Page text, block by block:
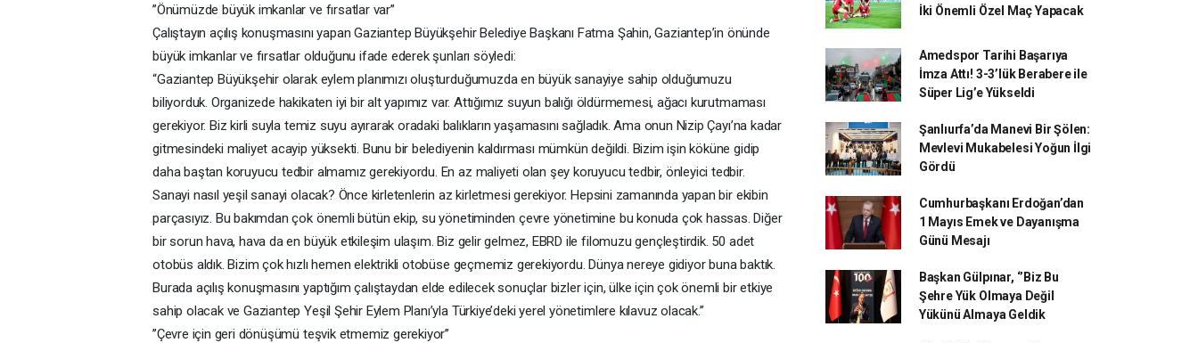
’’Önümüzde büyük imkanlar ve fırsatlar var’’
Çalıştayın açılış konuşmasını yapan Gaziantep Büyükşehir Belediye Başkanı Fatma Şahin, Gaziantep’in önünde
büyük imkanlar ve fırsatlar olduğunu ifade ederek şunları söyledi:
“Gaziantep Büyükşehir olarak eylem planımızı oluşturduğumuzda en büyük sanayiye sahip olduğumuzu
biliyorduk. Organizede hakikaten iyi bir alt yapımız var. Attığımız suyun balığı öldürmemesi, ağacı kurutmaması
gerekiyor. Biz kirli suyla temiz suyu ayırarak oradaki balıkların yaşamasını sağladık. Ama onun Nizip Çayı’na kadar
gitmesindeki maliyet acayip yüksekti. Bunu bir belediyenin kaldırması mümkün değildi. Bizim işin köküne gidip
daha baştan koruyucu tedbir almamız gerekiyordu. En az maliyeti olan şey koruyucu tedbir, önleyici tedbir.
Sanayi nasıl yeşil sanayi olacak? Önce kirletenlerin az kirletmesi gerekiyor. Hepsini zamanında yapan bir ekibin
parçasıyız. Bu bakımdan çok önemli bütün ekip, su yönetiminden çevre yönetimine bu konuda çok hassas. Diğer
bir sorun hava, hava da en büyük etkileşim ulaşım. Biz gelir gelmez, EBRD ile filomuzu gençleştirdik. 50 adet
otobüs aldık. Bizim çok hızlı hemen elektrikli otobüse geçmemiz gerekiyordu. Dünya nereye gidiyor buna baktık.
Burada açılış konuşmasını yaptığım çalıştaydan elde edilecek sonuçlar bizler için, ülke için çok önemli bir etkiye
sahip olacak ve Gaziantep Yeşil Şehir Eylem Planı’yla Türkiye’deki yerel yönetimlere kılavuz olacak.”
’’Çevre için geri dönüşümü teşvik etmemiz gerekiyor’’
İki Önemli Özel Maç Yapacak
Amedspor Tarihi Başarıya
İmza Attı! 3-3’lük Berabere ile
Süper Lig’e Yükseldi
Şanlıurfa’da Manevi Bir Şölen:
Mevlevi Mukabelesi Yoğun İlgi
Gördü
Cumhurbaşkanı Erdoğan’dan
1 Mayıs Emek ve Dayanışma
Günü Mesajı
Başkan Gülpınar, ‘’Biz Bu
Şehre Yük Olmaya Değil
Yükünü Almaya Geldik